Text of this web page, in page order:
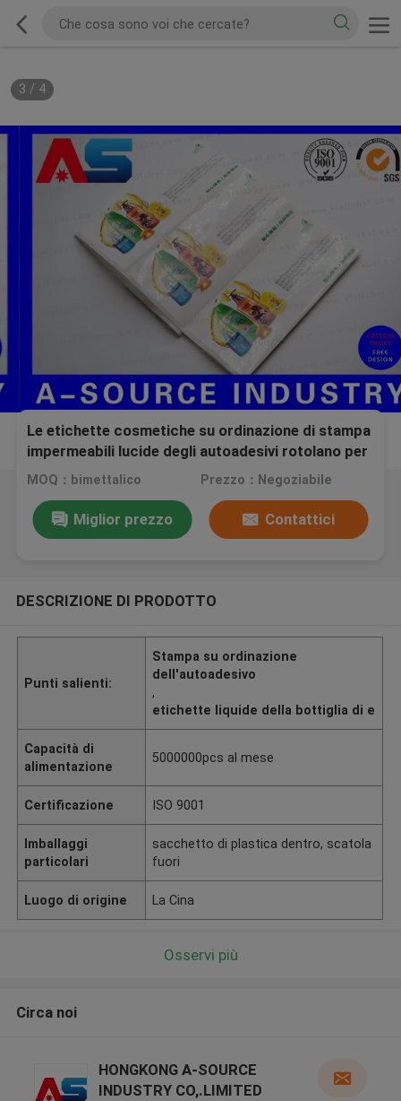
3 / 4
Le etichette cosmetiche su ordinazione di stampa
impermeabili lucide degli autoadesivi rotolano per
imballare il forte adesivo
MOQ：bimettalico Prezzo：Negoziabile
Miglior prezzo Contattici
DESCRIZIONE DI PRODOTTO
Punti salienti:
Stampa su ordinazione
dell'autoadesivo
,
etichette liquide della bottiglia di e
Capacità di
alimentazione
5000000pcs al mese
Certificazione ISO 9001
Imballaggi
particolari
sacchetto di plastica dentro, scatola
fuori
Luogo di origine La Cina
Osservi più
Circa noi
HONGKONG A-SOURCE
INDUSTRY CO,.LIMITED